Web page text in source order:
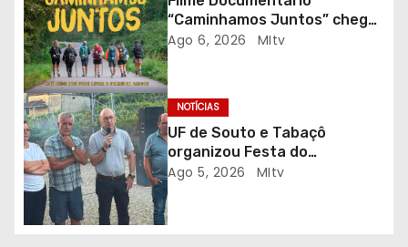
t
i
g
o
s
“Caminhamos Juntos” chega
ao Auditório do C.E.R. Vagos
Ago 6, 2026 MItv
NOTÍCIAS
UF de Souto e Tabaçô
organizou Festa do
Emigrante
Ago 5, 2026 MItv